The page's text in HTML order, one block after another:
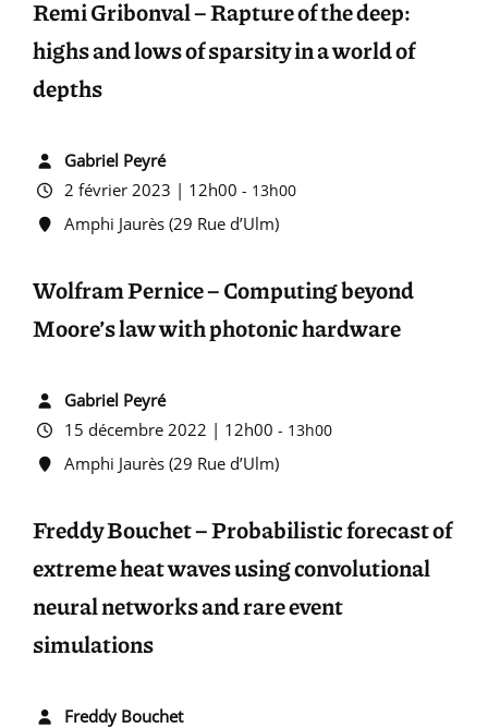
Remi Gribonval – Rapture of the deep:
highs and lows of sparsity in a world of
depths
Gabriel Peyré
2 février 2023 | 12h00 - 13h00
Amphi Jaurès (29 Rue d’Ulm)
Wolfram Pernice – Computing beyond
Moore’s law with photonic hardware
Gabriel Peyré
15 décembre 2022 | 12h00 - 13h00
Amphi Jaurès (29 Rue d’Ulm)
Freddy Bouchet – Probabilistic forecast of
extreme heat waves using convolutional
neural networks and rare event
simulations
Freddy Bouchet